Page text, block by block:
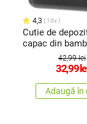
4,3 10x
Cutie de
capac din
Roger, 13 x 13,7
42,99 lei
32,99
Adaugă în